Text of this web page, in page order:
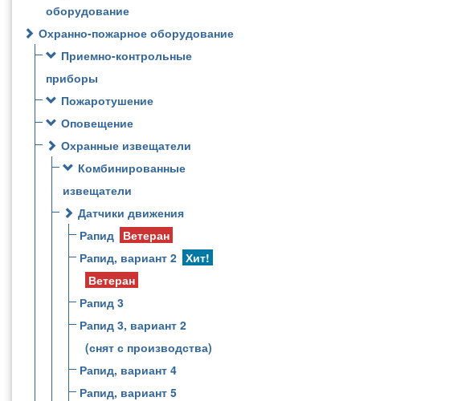
оборудование
Охранно-пожарное оборудование
Приемно-контрольные
приборы
Пожаротушение
Оповещение
Охранные извещатели
Комбинированные
извещатели
Датчики движения
Рапид Ветеран
Рапид, вариант 2 Хит!
Ветеран
Рапид 3
Рапид 3, вариант 2
(снят с производства)
Рапид, вариант 4
Рапид, вариант 5